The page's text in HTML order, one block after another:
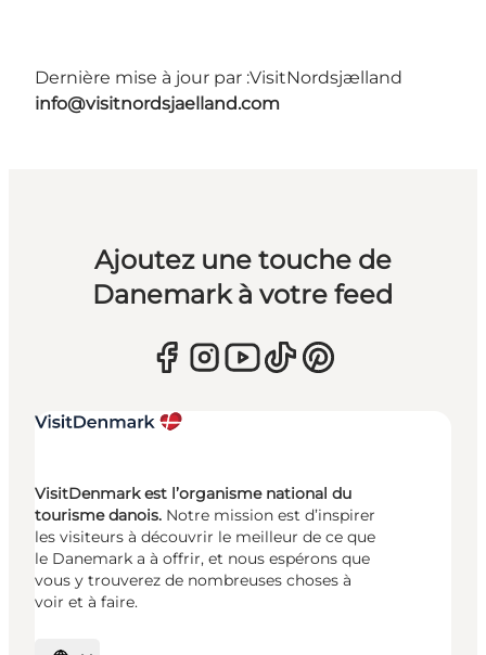
Dernière mise à jour par :VisitNordsjælland
info@visitnordsjaelland.com
Ajoutez une touche de
Danemark à votre feed
VisitDenmark est l’organisme national du
tourisme danois. Notre mission est d’inspirer
les visiteurs à découvrir le meilleur de ce que
le Danemark a à offrir, et nous espérons que
vous y trouverez de nombreuses choses à
voir et à faire.